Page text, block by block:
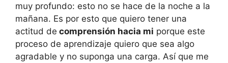
muy profundo: esto no se hace de la noche a la
mañana. Es por esto que quiero tener una
actitud de comprensión hacia mi porque este
proceso de aprendizaje quiero que sea algo
agradable y no suponga una carga. Así que me